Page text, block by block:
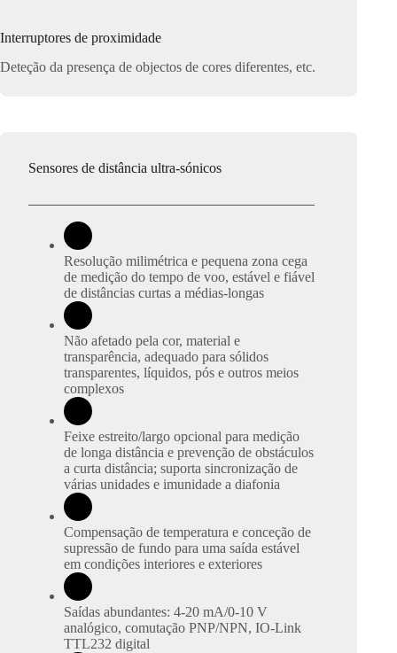
Interruptores de proximidade
Deteção da presença de objectos de cores diferentes, etc.
Sensores de distância ultra-sónicos
Resolução milimétrica e pequena zona cega
de medição do tempo de voo, estável e fiável
de distâncias curtas a médias-longas
Não afetado pela cor, material e
transparência, adequado para sólidos
transparentes, líquidos, pós e outros meios
complexos
Feixe estreito/largo opcional para medição
de longa distância e prevenção de obstáculos
a curta distância; suporta sincronização de
várias unidades e imunidade a diafonia
Compensação de temperatura e conceção de
supressão de fundo para uma saída estável
em condições interiores e exteriores
Saídas abundantes: 4-20 mA/0-10 V
analógico, comutação PNP/NPN, IO-Link
TTL232 digital